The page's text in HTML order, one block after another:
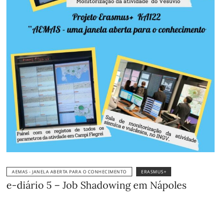
AEMAS - JANELA ABERTA PARA O CONHECIMENTO ERASMUS+
e-diário 5 – Job Shadowing em Nápoles